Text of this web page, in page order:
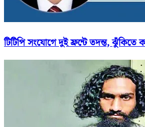
টিটিপি সংযোগে দুই ফ্রন্টে তদন্ত, ঝুঁকিতে